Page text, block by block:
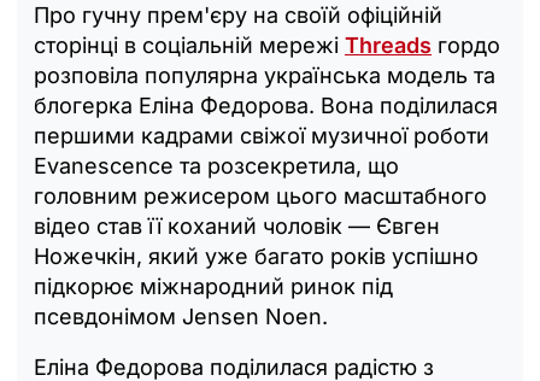
Про гучну прем'єру на своїй офіційній
сторінці в соціальній мережі Threads гордо
розповіла популярна українська модель та
блогерка Еліна Федорова. Вона поділилася
першими кадрами свіжої музичної роботи
Evanescence та розсекретила, що
головним режисером цього масштабного
відео став її коханий чоловік — Євген
Ножечкін, який уже багато років успішно
підкорює міжнародний ринок під
псевдонімом Jensen Noen.
Еліна Федорова поділилася радістю з